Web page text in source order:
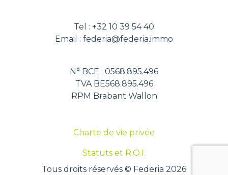
Tel : +32 10 39 54 40
Email : federia@federia.immo
N° BCE : 0568.895.496
TVA BE568.895.496
RPM Brabant Wallon
Charte de vie privée
Statuts et R.O.I.
Tous droits réservés © Federia 2026